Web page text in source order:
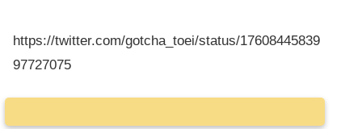
https://twitter.com/gotcha_toei/status/17608445839
97727075